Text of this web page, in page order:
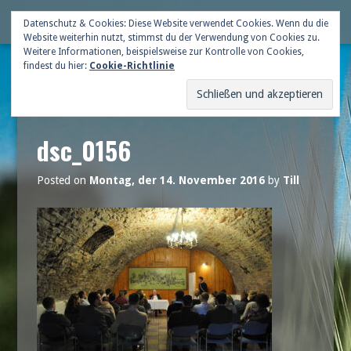
Skip
content
Deutsche Gildenschaft
dsc_0156
Posted on Montag, der 14. November 2016by Till
Datenschutz & Cookies: Diese Website verwendet Cookies. Wenn du die
Website weiterhin nutzt, stimmst du der Verwendung von Cookies zu.
Weitere Informationen, beispielsweise zur Kontrolle von Cookies,
findest du hier: Cookie-Richtlinie